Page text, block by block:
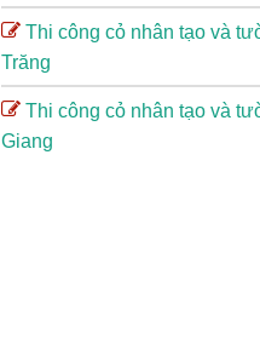
Thi công cỏ nhân tạo và
Trăng
Thi công cỏ nhân tạo và
Giang